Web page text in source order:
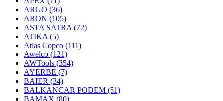
ARGO (36)
ARON (105)
ASTA SATRA (72)
ATIKA (5)
Atlas Copco (111)
Awelco (121)
AWTools (354)
AYERBE (7)
BAIER (34)
BALKANCAR PODEM (51)
BAMAX (80)